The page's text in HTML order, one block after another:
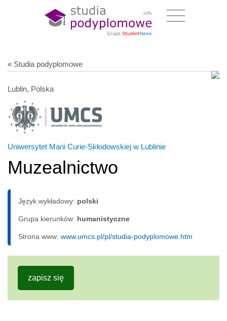
« Studia podyplomowe
Lublin, Polska
Uniwersytet Marii Curie-Skłodowskiej w Lublinie
Muzealnictwo
Język wykładowy: polski
Grupa kierunków: humanistyczne
Strona www: www.umcs.pl/pl/studia-podyplomowe.htm
zapisz się